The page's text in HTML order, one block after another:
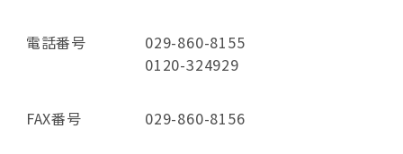
電話番号
029-860-8155
0120-324929
FAX番号 029-860-8156